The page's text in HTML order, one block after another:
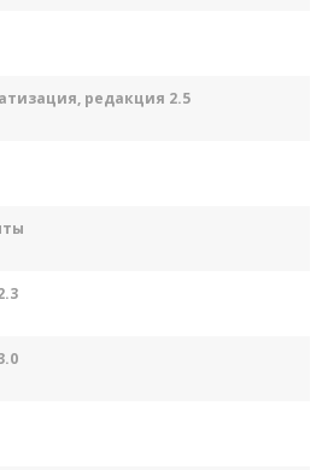
редакция 2.5